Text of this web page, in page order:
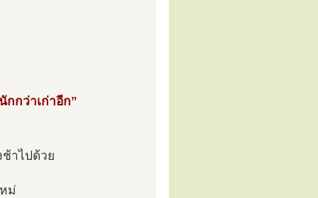
กกว่าเก่าอีก”
าไปด้วย
ม่